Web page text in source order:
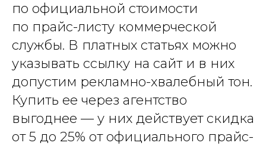
по официальной стоимости
по прайс-листу коммерческой
службы. В платных статьях можно
указывать ссылку на сайт и в них
допустим рекламно-хвалебный тон.
Купить ее через агентство
выгоднее — у них действует скидка
от 5 до 25% от официального прайс-